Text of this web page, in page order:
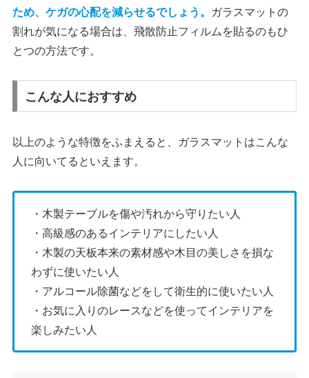
ため、ケガの心配を減らせるでしょう。 ガラスマットの
割れが気になる場合は、飛散防止フィルムを貼るのもひ
とつの方法です。
こんな人におすすめ
以上のような特徴をふまえると、ガラスマットはこんな
人に向いてるといえます。
・木製テーブルを傷や汚れから守りたい人
・高級感のあるインテリアにしたい人
・木製の天板本来の素材感や木目の美しさを損な
わずに使いたい人
・アルコール除菌などをして衛生的に使いたい人
・お気に入りのレースなどを使ってインテリアを
楽しみたい人